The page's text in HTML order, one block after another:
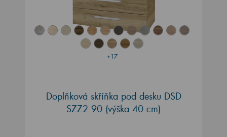
+17
Doplňková skříňka pod desku DSD
SZZ2 90 (výška 40 cm)